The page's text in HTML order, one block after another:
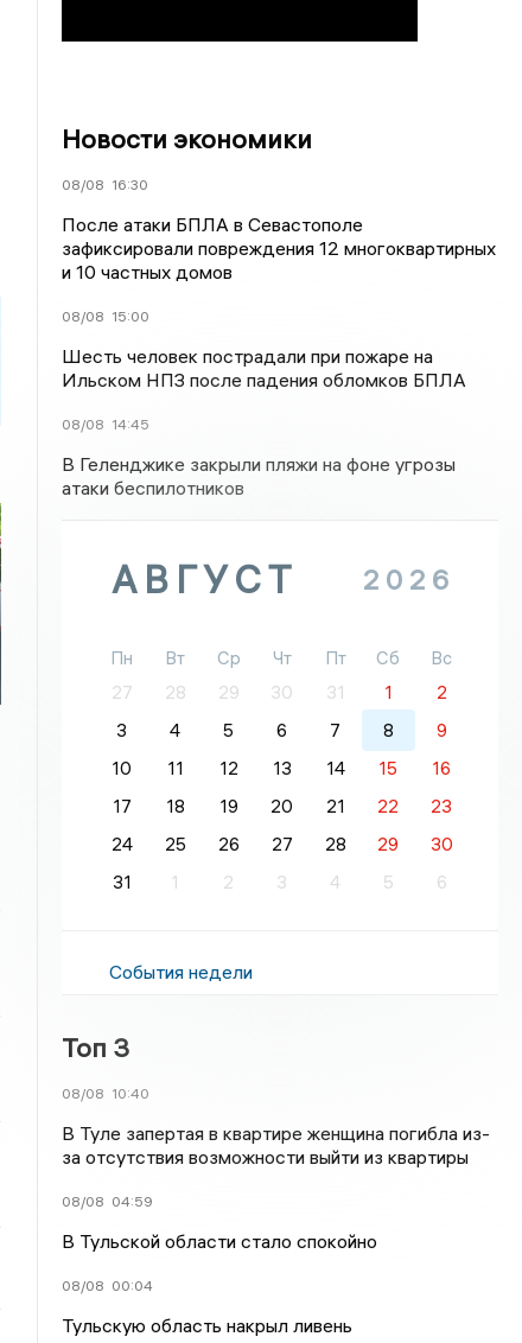
Новости экономики
08/08 16:30
После атаки БПЛА в Севастополе
зафиксировали повреждения 12 многоквартирных
и 10 частных домов
08/08 15:00
Шесть человек пострадали при пожаре на
Ильском НПЗ после падения обломков БПЛА
08/08 14:45
В Геленджике закрыли пляжи на фоне угрозы
атаки беспилотников
АВГУСТ 2026
Пн Вт Ср Чт Пт Сб
Вс
27
28 29 30 31 1
2
3
4 5 6 7 8
9
10
11 12 13 14 15
16
17
18 19 20 21 22
23
24
25 26 27 28 29
30
31
1 2 3 4 5 6
События недели
Топ 3
08/08 10:40
В Туле запертая в квартире женщина погибла из-
за отсутствия возможности выйти из квартиры
08/08 04:59
В Тульской области стало спокойно
08/08 00:04
Тульскую область накрыл ливень